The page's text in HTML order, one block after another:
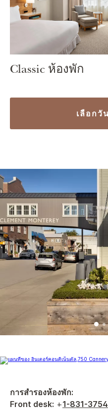
Classic ห้องพัก
เลือกวั
การสำรองห้องพัก:
Front desk: +1-831-